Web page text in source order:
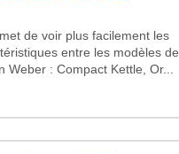
de voir plus facilement les
entre les modèles de
Weber : Compact Kettle, Or...